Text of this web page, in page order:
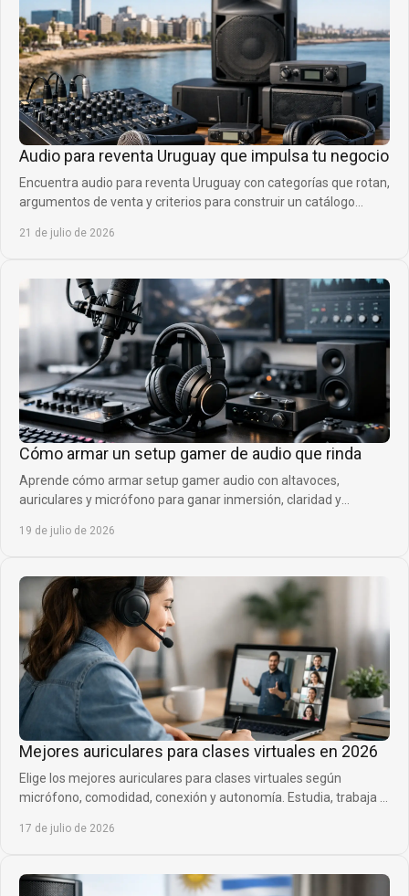
Audio para reventa Uruguay que impulsa tu negocio
Encuentra audio para reventa Uruguay con categorías que rotan,
argumentos de venta y criterios para construir un catálogo
21 de julio de 2026
Cómo armar un setup gamer de audio que rinda
Aprende cómo armar setup gamer audio con altavoces,
auriculares y micrófono para ganar inmersión, claridad y
19 de julio de 2026
Mejores auriculares para clases virtuales en 2026
Elige los mejores auriculares para clases virtuales según
micrófono, comodidad, conexión y autonomía. Estudia, trabaja y
17 de julio de 2026